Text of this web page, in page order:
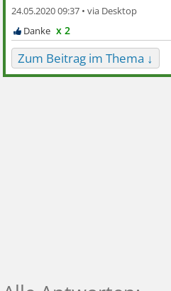
24.05.2020 09:37 •
x 2
Zum Beitrag im Thema ↓